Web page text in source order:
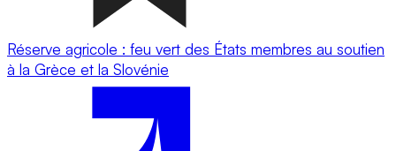
Réserve agricole : feu vert des États membres au soutien
à la Grèce et la Slovénie